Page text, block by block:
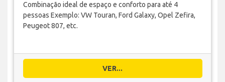
Combinação ideal de espaço e conforto para até 4
pessoas Exemplo: VW Touran, Ford Galaxy, Opel Zefira,
Peugeot 807, etc.
VER...